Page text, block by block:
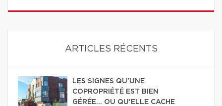
ARTICLES RÉCENTS
LES SIGNES QU'UNE
COPROPRIÉTÉ EST BIEN
GÉRÉE… OU QU'ELLE CACHE